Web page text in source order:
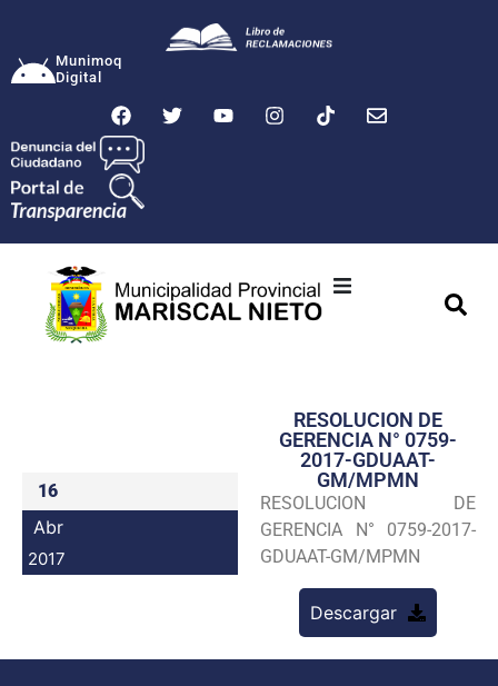
Munimoq
Digital
Transparencia
Seguridad
Programas
16
Abr
2017
RESOLUCION DE
GERENCIA N° 0759-
2017-GDUAAT-
GM/MPMN
RESOLUCION DE
GERENCIA N° 0759-2017-
GDUAAT-GM/MPMN
Descargar